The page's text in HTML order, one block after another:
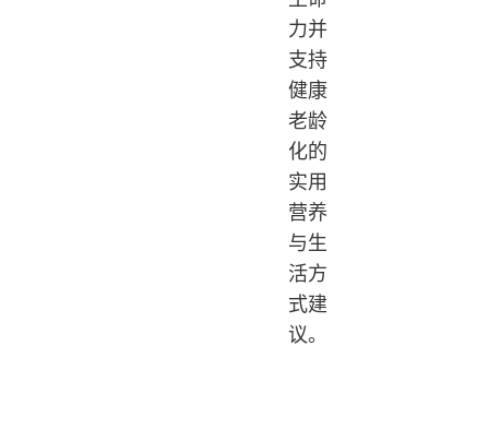
力并
支持
健康
老龄
化的
实用
营养
与生
活方
式建
议。